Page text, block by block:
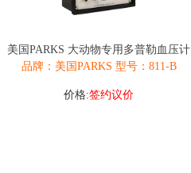
美国PARKS 大动物专用多普勒血压计
品牌：美国PARKS 型号：811-B
价格:签约议价